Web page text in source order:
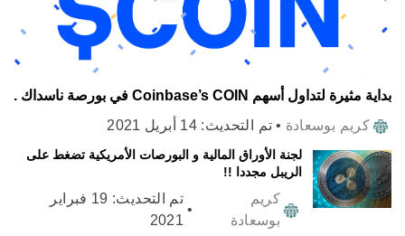
بداية مثيرة لتداول أسهم Coinbase’s COIN في بورصة ناسداك .
كريم بوسعادة • تم التحديث:14 أبريل 2021
لجنة الأوراق المالية و البورصات الأمريكية تضغط على
الريبل مجددا !!
كريم
بوسعادة
•
تم التحديث:
19 فبراير
2021